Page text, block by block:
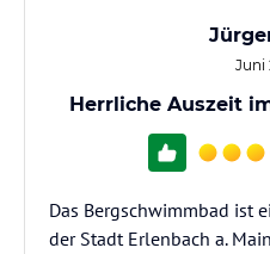
Juni
Herrliche Auszeit
Das Bergschwimmbad ist
der Stadt Erlenbach a.